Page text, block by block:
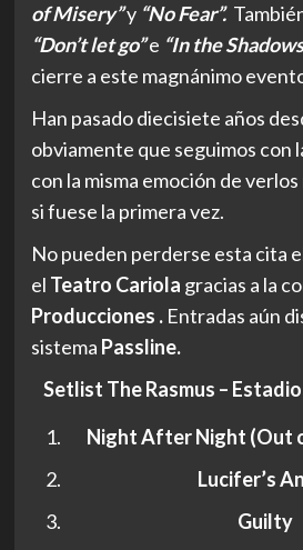
of Misery”y “No Fear”.
“Don’t let go”e “In the
cierre a este magnánimo
Han pasado diecisiete años
obviamente que seguimos con
con la misma emoción de
si fuese la primera vez.
No pueden perderse esta cita
el Teatro Cariola gracias a la
Producciones . Entradas aún
sistema Passline.
Setlist The Rasmus –
Night After Night (Out
Lucifer’s
Guilty